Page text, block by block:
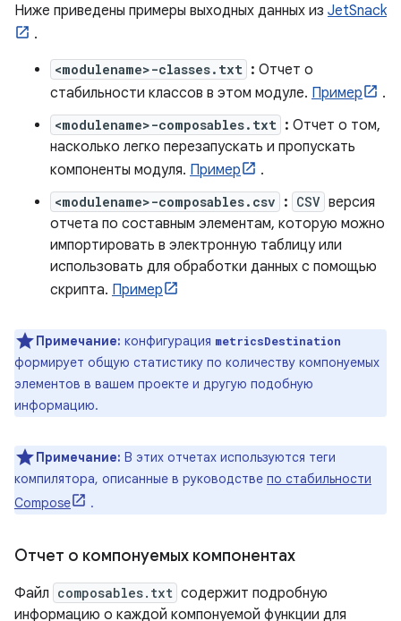
Ниже приведены примеры выходных данных из JetSnack
.
<modulename>-classes.txt : Отчет о
стабильности классов в этом модуле. Пример .
<modulename>-composables.txt : Отчет о том,
насколько легко перезапускать и пропускать
компоненты модуля. Пример .
<modulename>-composables.csv : CSV версия
отчета по составным элементам, которую можно
импортировать в электронную таблицу или
использовать для обработки данных с помощью
скрипта. Пример
Примечание: конфигурация metricsDestination
формирует общую статистику по количеству компонуемых
элементов в вашем проекте и другую подобную
информацию.
Примечание: В этих отчетах используются теги
компилятора, описанные в руководстве по стабильности
Compose
.
Отчет о компонуемых компонентах
Файл composables.txt содержит подробную
информацию о каждой компонуемой функции для